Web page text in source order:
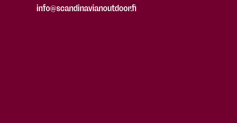
info@scandinavianoutdoor.fi